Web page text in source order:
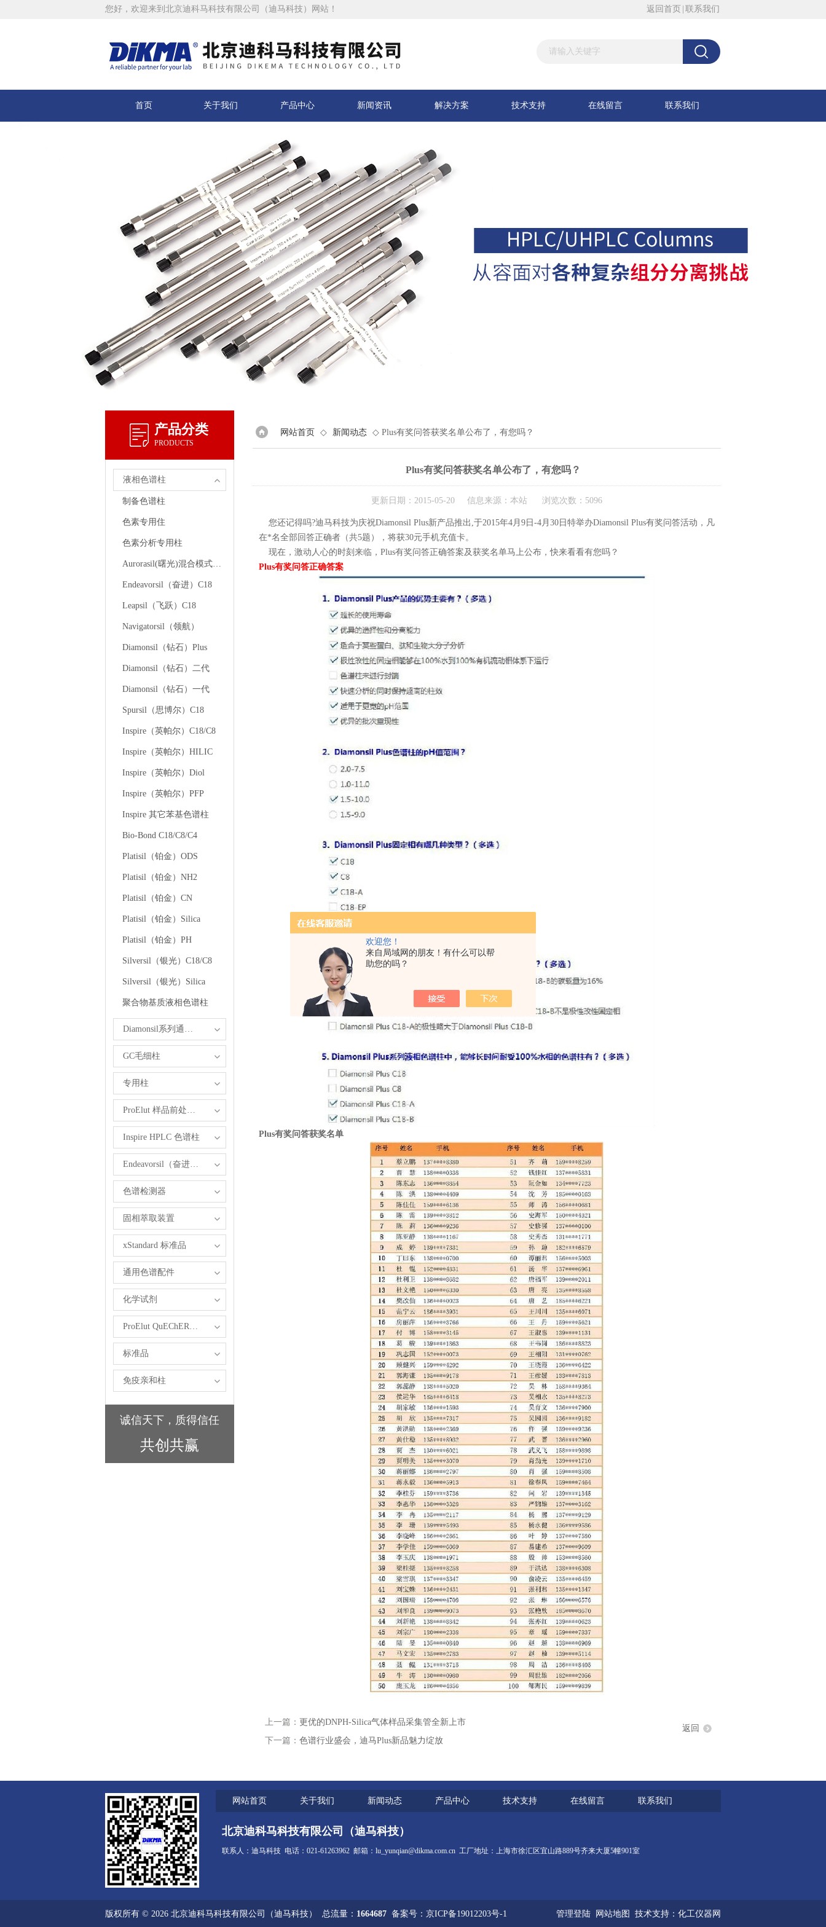
欢迎您！
来自局域网的朋友！有什么可以帮
助您的吗？
您好，欢迎来到北京迪科马科技有限公司（迪马科技）网站！ 返回首页 联系我们
首页 关于我们 产品中心 新闻资讯 解决方案 技术支持 在线留言 联系我们
产品分类
PRODUCTS
液相色谱柱
制备色谱柱
色素专用住
色素分析专用柱
Aurorasil(曙光)混合模式液相色谱柱
Endeavorsil（奋进）C18
Leapsil（飞跃）C18
Navigatorsil（领航）
Diamonsil（钻石）Plus
Diamonsil（钻石）二代
Diamonsil（钻石）一代
Spursil（思博尔）C18
Inspire（英帕尔）C18/C8
Inspire（英帕尔）HILIC
Inspire（英帕尔）Diol
Inspire（英帕尔）PFP
Inspire 其它苯基色谱柱
Bio-Bond C18/C8/C4
Platisil（铂金）ODS
Platisil（铂金）NH2
Platisil（铂金）CN
Platisil（铂金）Silica
Platisil（铂金）PH
Silversil（银光）C18/C8
Silversil（银光）Silica
聚合物基质液相色谱柱
Diamonsil系列通用型反相色谱柱
GC毛细柱
专用柱
ProElut 样品前处理产品
Inspire HPLC 色谱柱
Endeavorsil（奋进）1.8 µm UHPLC柱
色谱检测器
固相萃取装置
xStandard 标准品
通用色谱配件
化学试剂
ProElut QuEChERS 产品
标准品
免疫亲和柱
诚信天下，质得信任
共创共赢
网站首页 ◇ 新闻动态 ◇ Plus有奖问答获奖名单公布了，有您吗？
Plus有奖问答获奖名单公布了，有您吗？
更新日期：2015-05-20 信息来源：本站 浏览次数：5096
您还记得吗?迪马科技为庆祝Diamonsil Plus新产品推出,于2015年4月9日-4月30日特举办Diamonsil Plus有奖问答活动，凡
在*名全部回答正确者（共5题），将获30元手机充值卡。
现在，激动人心的时刻来临，Plus有奖问答正确答案及获奖名单马上公布，快来看看有您吗？
Plus有奖问答正确答案
Plus有奖问答获奖名单
上一篇： 更优的DNPH-Silica气体样品采集管全新上市
下一篇： 色谱行业盛会，迪马Plus新品魅力绽放
返回
网站首页 关于我们 新闻动态 产品中心 技术支持 在线留言 联系我们
北京迪科马科技有限公司（迪马科技）
联系人：迪马科技 电话：021-61263962 邮箱：lu_yunqian@dikma.com.cn 工厂地址：上海市徐汇区宜山路889号齐来大厦5幢901室
版权所有 © 2026 北京迪科马科技有限公司（迪马科技） 总流量： 1664687 备案号：京ICP备19012203号-1 管理登陆 网站地图 技术支持： 化工仪器网